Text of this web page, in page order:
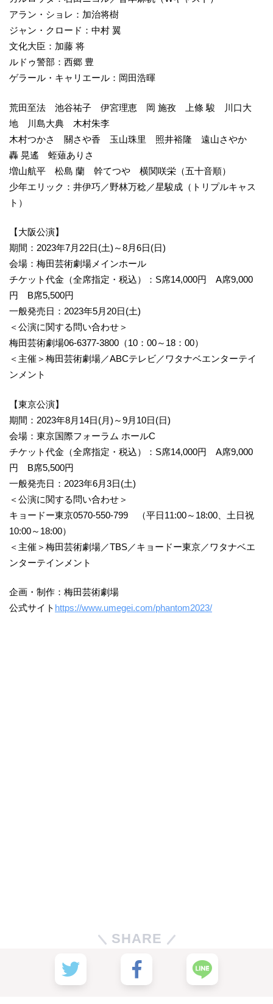
アラン・ショレ：加治将樹
ジャン・クロード：中村 翼
文化大臣：加藤 将
ルドゥ警部：西郷 豊
ゲラール・キャリエール：岡田浩暉
荒田至法 池谷祐子 伊宮理恵 岡 施孜 上條 駿 川口大
地 川島大典 木村朱李
木村つかさ 關さや香 玉山珠里 照井裕隆 遠山さやか
轟 晃遙 蛭薙ありさ
増山航平 松島 蘭 幹てつや 横関咲栄（五十音順）
少年エリック：井伊巧／野林万稔／星駿成（トリプルキャス
ト）
【大阪公演】
期間：2023年7月22日(土)～8月6日(日)
会場：梅田芸術劇場メインホール
チケット代金（全席指定・税込）：S席14,000円 A席9,000
円 B席5,500円
一般発売日：2023年5月20日(土)
＜公演に関する問い合わせ＞
梅田芸術劇場06-6377-3800（10：00～18：00）
＜主催＞梅田芸術劇場／ABCテレビ／ワタナベエンターテイ
ンメント
【東京公演】
期間：2023年8月14日(月)～9月10日(日)
会場：東京国際フォーラム ホールC
チケット代金（全席指定・税込）：S席14,000円 A席9,000
円 B席5,500円
一般発売日：2023年6月3日(土)
＜公演に関する問い合わせ＞
キョードー東京0570-550-799 （平日11:00～18:00、土日祝
10:00～18:00）
＜主催＞梅田芸術劇場／TBS／キョードー東京／ワタナベエ
ンターテインメント
企画・制作：梅田芸術劇場
公式サイト https://www.umegei.com/phantom2023/
SHARE